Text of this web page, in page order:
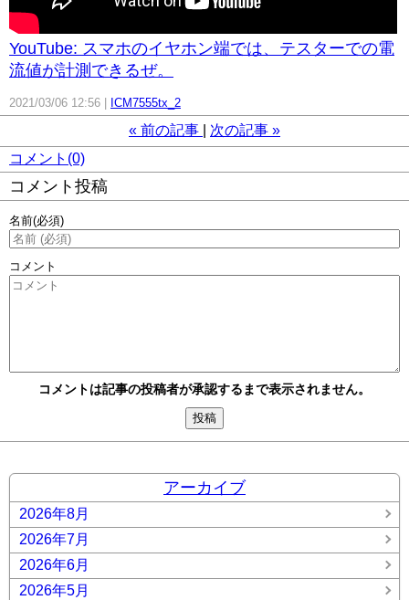
YouTube: スマホのイヤホン端では、テスターでの電
流値が計測できるぜ。
2021/03/06 12:56 ICM7555tx_2
« 前の記事 次の記事 »
コメント(0)
コメント投稿
名前(必須)
コメント
コメントは記事の投稿者が承認するまで表示されません。
アーカイブ
2026年8月
2026年7月
2026年6月
2026年5月